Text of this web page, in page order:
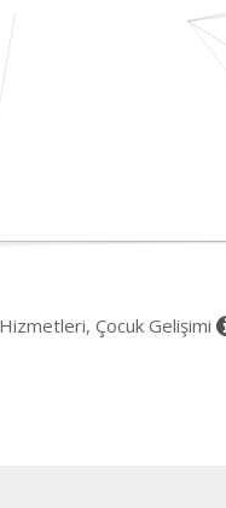
Çocuk Gelişimi